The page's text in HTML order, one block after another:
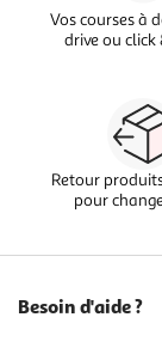
Vos courses à
drive ou click
Retour
pour
Besoin d'aide ?